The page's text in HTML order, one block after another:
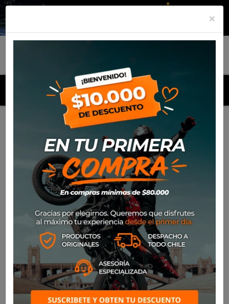
MENU
Productos Antiparra Progrip 3201FL (Azul)
×